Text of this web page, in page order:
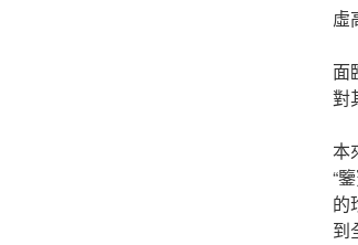
虛
面
對
本
“
的
到